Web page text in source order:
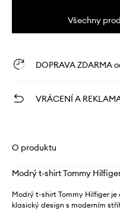
Všechny
DOPRAVA ZDARMA
VRÁCENÍ A
O produktu
Modrý t-shirt Tommy
Modrý t-shirt Tommy Hilfiger
klasický design s moderním